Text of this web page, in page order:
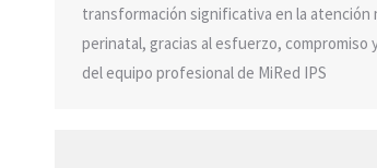
transformación significativa en la atención
perinatal, gracias al esfuerzo, compromiso
del equipo profesional de MiRed IPS